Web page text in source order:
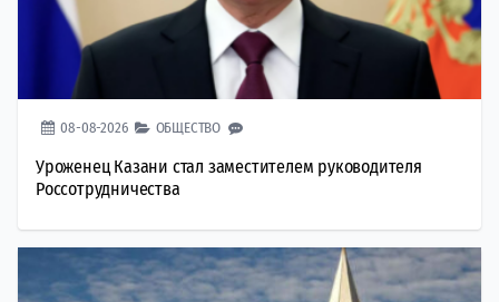
08-08-2026 ОБЩЕСТВО
Уроженец Казани стал заместителем руководителя
Россотрудничества